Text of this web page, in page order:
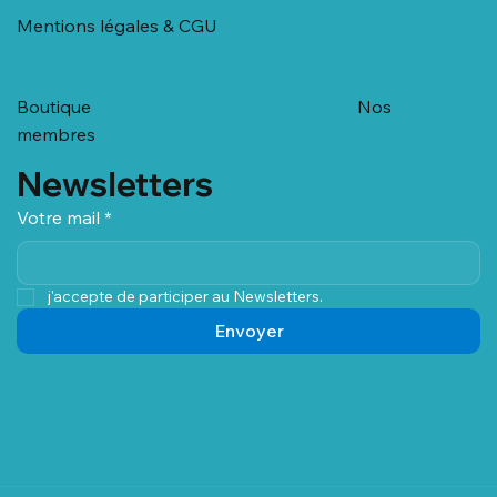
Mentions légales & CGU
Boutique
Nos
membres
Votre mail *
j'accepte de participer au Newsletters.
Envoyer
Newsletters